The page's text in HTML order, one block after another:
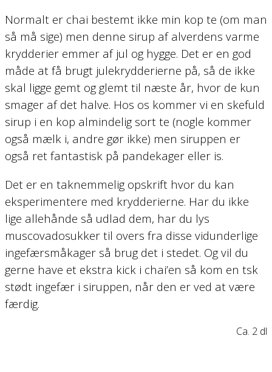
Normalt er chai bestemt ikke min kop te (om man
så må sige) men denne sirup af alverdens varme
krydderier emmer af jul og hygge. Det er en god
måde at få brugt julekrydderierne på, så de ikke
skal ligge gemt og glemt til næste år, hvor de kun
smager af det halve. Hos os kommer vi en skefuld
sirup i en kop almindelig sort te (nogle kommer
også mælk i, andre gør ikke) men siruppen er
også ret fantastisk på pandekager eller is.
Det er en taknemmelig opskrift hvor du kan
eksperimentere med krydderierne. Har du ikke
lige allehånde så udlad dem, har du lys
muscovadosukker til overs fra disse vidunderlige
ingefærsmåkager så brug det i stedet. Og vil du
gerne have et ekstra kick i chai’en så kom en tsk
stødt ingefær i siruppen, når den er ved at være
færdig.
Ca. 2 dl